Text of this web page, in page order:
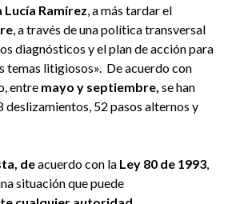
Ramírez, a más tardar el
, a través de una política transversal
diagnósticos y el plan de acción para
temas litigiosos». De acuerdo con
entre mayo y septiembre, se han
deslizamientos, 52 pasos alternos y
deacuerdo con la Ley 80 de 1993,
situación que puede